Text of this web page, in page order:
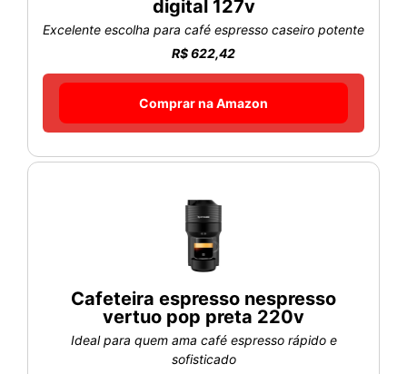
digital 127v
Excelente escolha para café espresso caseiro potente
R$ 622,42
Comprar na Amazon
Cafeteira espresso nespresso
vertuo pop preta 220v
Ideal para quem ama café espresso rápido e
sofisticado